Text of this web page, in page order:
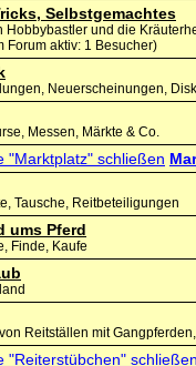
Selbstgemachtes
Hobbybastler und die
Forum aktiv: 1 Besucher)
Neuerscheinungen,
Messen, Märkte & Co.
Tausche, Reitbeteiligungen
ums Pferd
Finde, Kaufe
Reitställen mit